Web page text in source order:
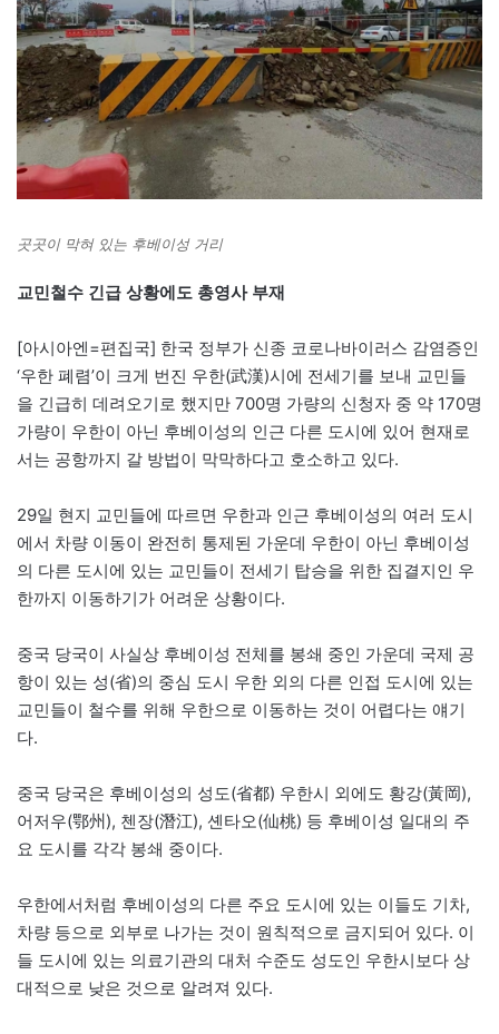
곳곳이 막혀 있는 후베이성 거리
교민철수 긴급 상황에도 총영사 부재
[아시아엔=편집국] 한국 정부가 신종 코로나바이러스 감염증인
‘우한 폐렴’이 크게 번진 우한(武漢)시에 전세기를 보내 교민들
을 긴급히 데려오기로 했지만 700명 가량의 신청자 중 약 170명
가량이 우한이 아닌 후베이성의 인근 다른 도시에 있어 현재로
서는 공항까지 갈 방법이 막막하다고 호소하고 있다.
29일 현지 교민들에 따르면 우한과 인근 후베이성의 여러 도시
에서 차량 이동이 완전히 통제된 가운데 우한이 아닌 후베이성
의 다른 도시에 있는 교민들이 전세기 탑승을 위한 집결지인 우
한까지 이동하기가 어려운 상황이다.
중국 당국이 사실상 후베이성 전체를 봉쇄 중인 가운데 국제 공
항이 있는 성(省)의 중심 도시 우한 외의 다른 인접 도시에 있는
교민들이 철수를 위해 우한으로 이동하는 것이 어렵다는 얘기
다.
중국 당국은 후베이성의 성도(省都) 우한시 외에도 황강(黃岡),
어저우(鄂州), 첸장(潛江), 셴타오(仙桃) 등 후베이성 일대의 주
요 도시를 각각 봉쇄 중이다.
우한에서처럼 후베이성의 다른 주요 도시에 있는 이들도 기차,
차량 등으로 외부로 나가는 것이 원칙적으로 금지되어 있다. 이
들 도시에 있는 의료기관의 대처 수준도 성도인 우한시보다 상
대적으로 낮은 것으로 알려져 있다.